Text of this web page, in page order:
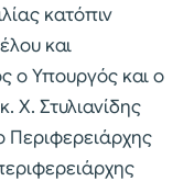
κατόπιν
και
ο Υπουργός και ο
Χ. Στυλιανίδης
Περιφερειάρχης